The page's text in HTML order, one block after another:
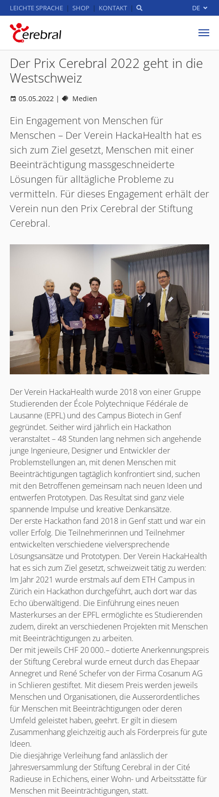
LEICHTE SPRACHE SHOP KONTAKT DE
Der Prix Cerebral 2022 geht in die
Westschweiz
05.05.2022 | Medien
Ein Engagement von Menschen für
Menschen – Der Verein HackaHealth hat es
sich zum Ziel gesetzt, Menschen mit einer
Beeinträchtigung massgeschneiderte
Lösungen für alltägliche Probleme zu
vermitteln. Für dieses Engagement erhält der
Verein nun den Prix Cerebral der Stiftung
Cerebral.
Der Verein HackaHealth wurde 2018 von einer Gruppe
Studierenden der École Polytechnique Fédérale de
Lausanne (EPFL) und des Campus Biotech in Genf
gegründet. Seither wird jährlich ein Hackathon
veranstaltet – 48 Stunden lang nehmen sich angehende
junge Ingenieure, Designer und Entwickler der
Problemstellungen an, mit denen Menschen mit
Beeinträchtigungen tagtäglich konfrontiert sind, suchen
mit den Betroffenen gemeinsam nach neuen Ideen und
entwerfen Prototypen. Das Resultat sind ganz viele
spannende Impulse und kreative Denkansätze.
Der erste Hackathon fand 2018 in Genf statt und war ein
voller Erfolg. Die Teilnehmerinnen und Teilnehmer
entwickelten verschiedene vielversprechende
Lösungsansätze und Prototypen. Der Verein HackaHealth
hat es sich zum Ziel gesetzt, schweizweit tätig zu werden:
Im Jahr 2021 wurde erstmals auf dem ETH Campus in
Zürich ein Hackathon durchgeführt, auch dort war das
Echo überwältigend. Die Einführung eines neuen
Masterkurses an der EPFL ermöglichte es Studierenden
zudem, direkt an verschiedenen Projekten mit Menschen
mit Beeinträchtigungen zu arbeiten.
Der mit jeweils CHF 20 000.– dotierte Anerkennungspreis
der Stiftung Cerebral wurde erneut durch das Ehepaar
Annegret und René Schefer von der Firma Cosanum AG
in Schlieren gestiftet. Mit diesem Preis werden jeweils
Menschen und Organisationen, die Ausserordentliches
für Menschen mit Beeinträchtigungen oder deren
Umfeld geleistet haben, geehrt. Er gilt in diesem
Zusammenhang gleichzeitig auch als Förderpreis für gute
Ideen.
Die diesjährige Verleihung fand anlässlich der
Jahresversammlung der Stiftung Cerebral in der Cité
Radieuse in Echichens, einer Wohn- und Arbeitsstätte für
Menschen mit Beeinträchtigungen, statt.